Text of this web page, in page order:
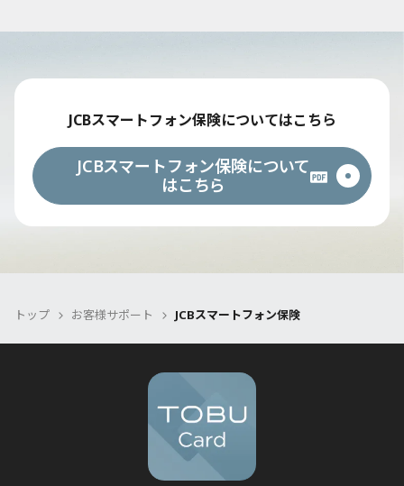
JCBスマートフォン保険についてはこちら
JCBスマートフォン保険について
はこちら
トップ お客様サポート JCBスマートフォン保険